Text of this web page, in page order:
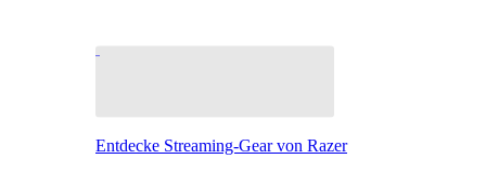
Entdecke Streaming-Gear von Razer